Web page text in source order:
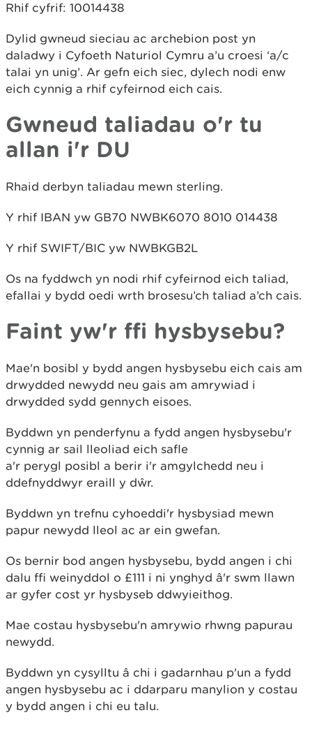
Rhif cyfrif: 10014438
Dylid gwneud sieciau ac archebion post yn
daladwy i Cyfoeth Naturiol Cymru a’u croesi ‘a/c
talai yn unig’. Ar gefn eich siec, dylech nodi enw
eich cynnig a rhif cyfeirnod eich cais.
Gwneud taliadau o'r tu
allan i'r DU
Rhaid derbyn taliadau mewn sterling.
Y rhif IBAN yw GB70 NWBK6070 8010 014438
Y rhif SWIFT/BIC yw NWBKGB2L
Os na fyddwch yn nodi rhif cyfeirnod eich taliad,
efallai y bydd oedi wrth brosesu’ch taliad a’ch cais.
Faint yw'r ffi hysbysebu?
Mae'n bosibl y bydd angen hysbysebu eich cais am
drwydded newydd neu gais am amrywiad i
drwydded sydd gennych eisoes.
Byddwn yn penderfynu a fydd angen hysbysebu'r
cynnig ar sail lleoliad eich safle
a'r perygl posibl a berir i'r amgylchedd neu i
ddefnyddwyr eraill y dŵr.
Byddwn yn trefnu cyhoeddi'r hysbysiad mewn
papur newydd lleol ac ar ein gwefan.
Os bernir bod angen hysbysebu, bydd angen i chi
dalu ffi weinyddol o £111 i ni ynghyd â'r swm llawn
ar gyfer cost yr hysbyseb ddwyieithog.
Mae costau hysbysebu'n amrywio rhwng papurau
newydd.
Byddwn yn cysylltu â chi i gadarnhau p'un a fydd
angen hysbysebu ac i ddarparu manylion y costau
y bydd angen i chi eu talu.